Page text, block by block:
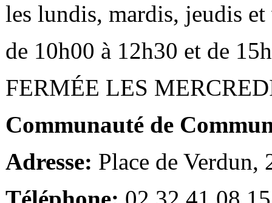
les lundis, mardis, jeudis et
de 10h00 à 12h30 et de
FERMÉE LES
Communauté de
Adresse: Place de Verdun,